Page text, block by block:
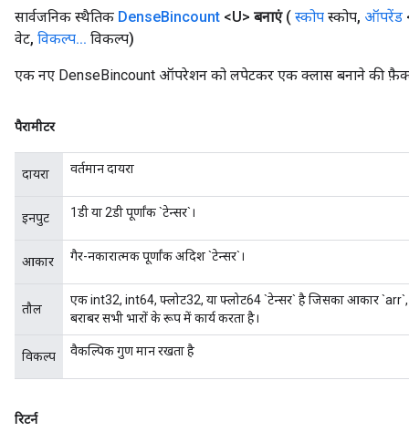
सार्वजनिक स्थैतिक DenseBincount <U> बनाएं ( स्कोप स्कोप, ऑपरेंड
वेट, विकल्प... विकल्प)
एक नए DenseBincount ऑपरेशन को लपेटकर एक क्लास बनाने की
पैरामीटर
दायरा वर्तमान दायरा
इनपुट 1डी या 2डी पूर्णांक `टेन्सर`।
आकार गैर-नकारात्मक पूर्णांक अदिश `टेन्सर`।
तौल
एक int32, int64, फ्लोट32, या फ्लोट64 `टेन्सर` है जिसका आकार
बराबर सभी भारों के रूप में कार्य करता है।
विकल्प वैकल्पिक गुण मान रखता है
रिटर्न